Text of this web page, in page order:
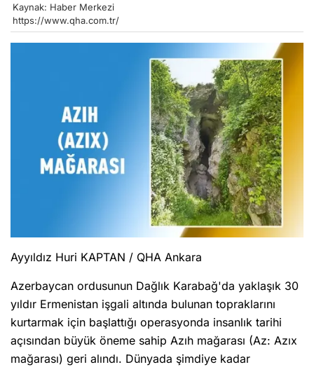
Kaynak: Haber Merkezi
https://www.qha.com.tr/
Ayyıldız Huri KAPTAN / QHA Ankara
Azerbaycan ordusunun Dağlık Karabağ'da yaklaşık 30
yıldır Ermenistan işgali altında bulunan topraklarını
kurtarmak için başlattığı operasyonda insanlık tarihi
açısından büyük öneme sahip Azıh mağarası (Az: Azıx
mağarası) geri alındı. Dünyada şimdiye kadar